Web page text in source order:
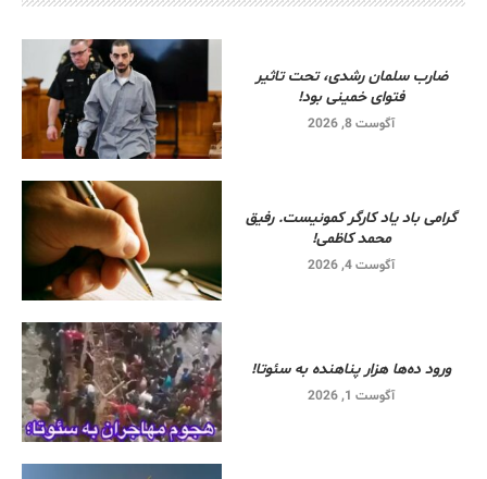
ضارب سلمان رشدی، تحت تاثیر
فتوای خمینی بود!
آگوست 8, 2026
گرامی باد یاد کارگر کمونیست. رفیق
محمد کاظمی!
آگوست 4, 2026
ورود ده‌ها هزار پناهنده به سئوتا!
آگوست 1, 2026